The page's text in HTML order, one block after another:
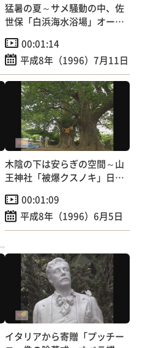
猛暑の夏～サメ騒動の中、佐
世保「白浜海水浴場」オープ
00:01:14
平成8年（1996）7月11日
木陰の下は安らぎの空間～山
王神社「被爆クスノキ」日本
00:01:09
平成8年（1996）6月5日
イタリアから寄贈「プッチー